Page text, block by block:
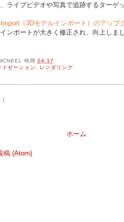
ライブビデオや写真で追跡するターゲ
（3Dモデルインポート）のアップ
ンポートが大きく修正され、向上しまし
時間 04:17
イゼーション , レンダリング
:
ホーム
稿 (Atom)